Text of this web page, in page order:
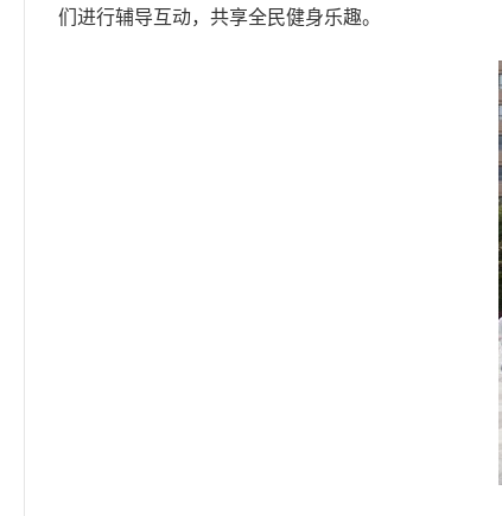
们进行辅导互动，共享全民健身乐趣。